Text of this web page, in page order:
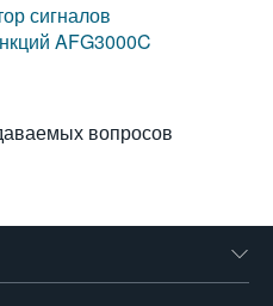
сигналов
AFG3000C
вопросов